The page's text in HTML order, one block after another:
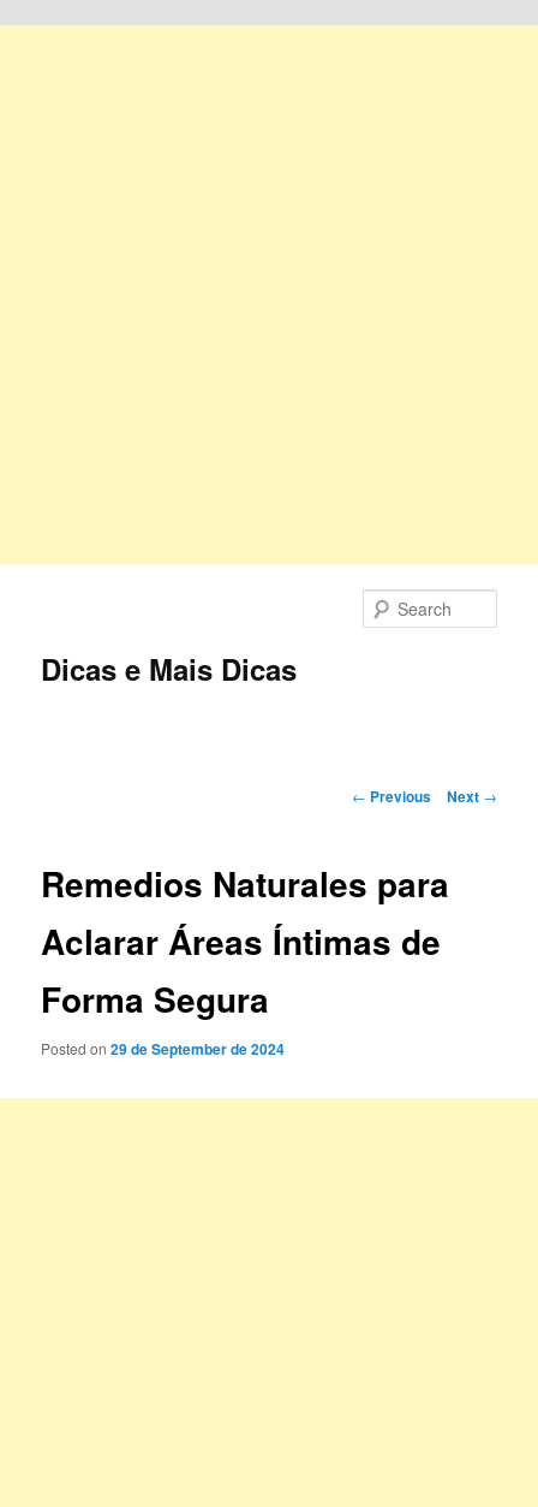
Dicas e Mais Dicas
Post
← Previous Next →
Remedios Naturales para
Aclarar Áreas Íntimas de
Forma Segura
Posted on29 de September de 2024